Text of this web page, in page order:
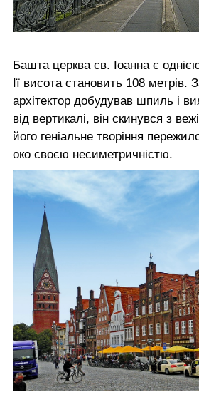
Башта церква св. Іоанна є
Ії висота становить 108 метрів.
архітектор добудував шпиль і
від вертикалі, він скинувся з
його геніальне творіння
око своєю несиметричністю.